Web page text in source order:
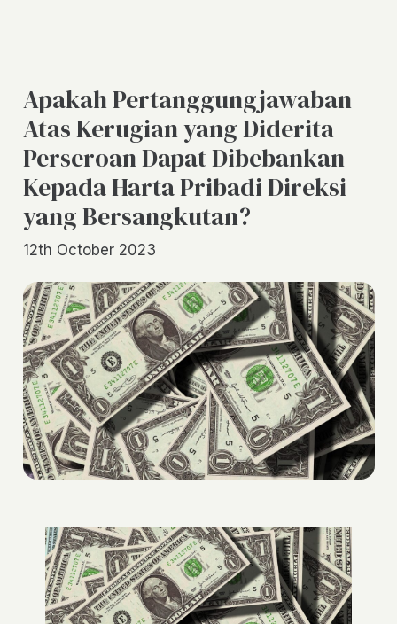
Apakah Pertanggungjawaban
Atas Kerugian yang Diderita
Perseroan Dapat Dibebankan
Kepada Harta Pribadi Direksi
yang Bersangkutan?
12th October 2023